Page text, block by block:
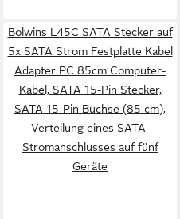
Bolwins L45C SATA Stecker auf
5x SATA Strom Festplatte Kabel
Adapter PC 85cm Computer-
Kabel, SATA 15-Pin Stecker,
SATA 15-Pin Buchse (85 cm),
Verteilung eines SATA-
Stromanschlusses auf fünf
Geräte